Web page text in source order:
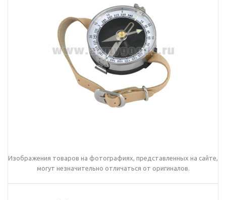
Изображения товаров на фотографиях, представленных на сайте,
могут незначительно отличаться от оригиналов.